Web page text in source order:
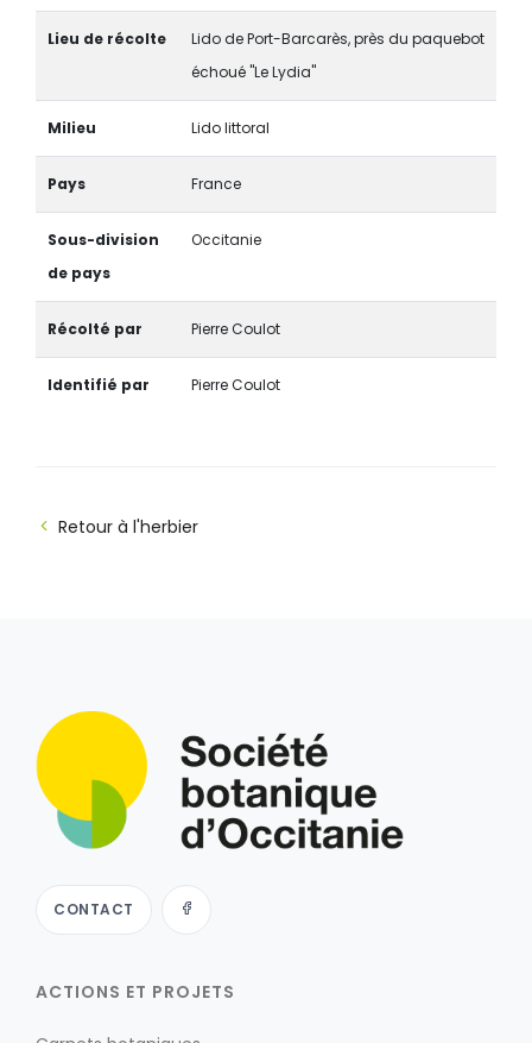
Lieu de récolte
Lido de Port-Barcarès, près du paquebot
échoué "Le Lydia"
Milieu Lido littoral
Pays France
Sous-division
de pays
Occitanie
Récolté par Pierre Coulot
Identifié par Pierre Coulot
Retour à l'herbier
CONTACT
ACTIONS ET PROJETS